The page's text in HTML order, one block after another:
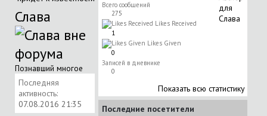
Слава
Познавший многое
Последняя
активность:
07.08.2016 21:35
Всего сообщений
275
Likes Received
1
Likes Given
0
Записей в дневнике
0
Показать всю статистику
Последние посетители